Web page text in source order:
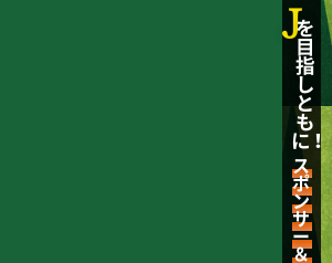
Jを
目
指
し
と
も
に！
ス
ポ
ン
サ
ー
＆